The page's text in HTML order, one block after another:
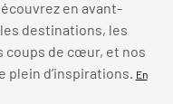
en avant-
destinations, les
coups de cœur, et nos
plein d’inspirations. En